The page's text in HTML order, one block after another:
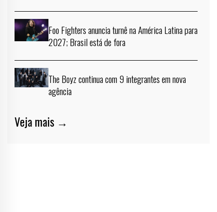
Foo Fighters anuncia turnê na América Latina para
2027; Brasil está de fora
The Boyz continua com 9 integrantes em nova
agência
Veja mais →